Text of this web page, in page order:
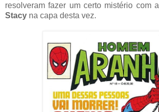
resolveram fazer um certo mistério com a
Stacy na capa desta vez.